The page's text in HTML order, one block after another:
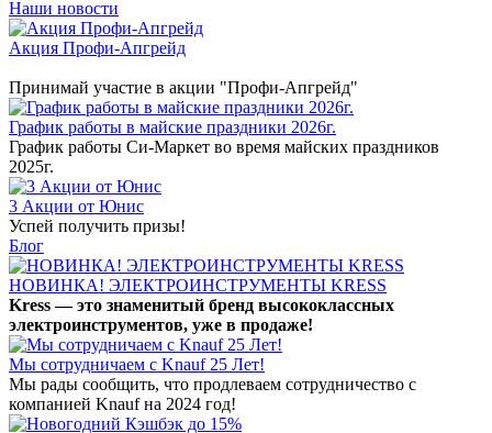
Наши новости
Акция Профи-Апгрейд
Принимай участие в акции "Профи-Апгрейд"
График работы в майские праздники 2026г.
График работы Си-Маркет во время майских праздников
2025г.
3 Акции от Юнис
Успей получить призы!
Блог
НОВИНКА! ЭЛЕКТРОИНСТРУМЕНТЫ KRESS
Kress — это знаменитый бренд высококлассных
электроинструментов, уже в продаже!
Мы сотрудничаем с Knauf 25 Лет!
Мы рады сообщить, что продлеваем сотрудничество с
компанией Knauf на 2024 год!